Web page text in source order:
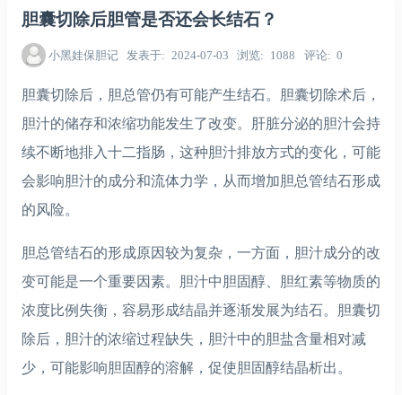
胆囊切除后胆管是否还会长结石？
小黑娃保胆记 发表于 2024-07-03 浏览 1088 评论 0
胆囊切除后，胆总管仍有可能产生结石。胆囊切除术后，
胆汁的储存和浓缩功能发生了改变。肝脏分泌的胆汁会持
续不断地排入十二指肠，这种胆汁排放方式的变化，可能
会影响胆汁的成分和流体力学，从而增加胆总管结石形成
的风险。
胆总管结石的形成原因较为复杂，一方面，胆汁成分的改
变可能是一个重要因素。胆汁中胆固醇、胆红素等物质的
浓度比例失衡，容易形成结晶并逐渐发展为结石。胆囊切
除后，胆汁的浓缩过程缺失，胆汁中的胆盐含量相对减
少，可能影响胆固醇的溶解，促使胆固醇结晶析出。